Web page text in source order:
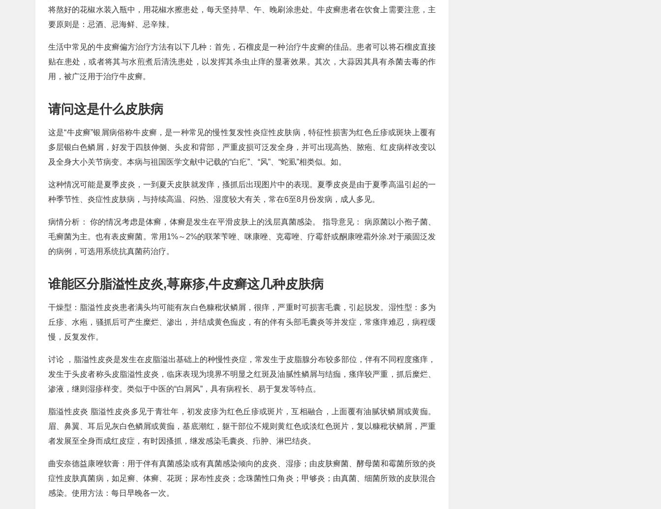
将熬好的花椒水装入瓶中，用花椒水擦患处，每天坚持早、午、晚刷涂患处。牛皮癣患者在饮食上需要注意，主
要原则是：忌酒、忌海鲜、忌辛辣。
生活中常见的牛皮癣偏方治疗方法有以下几种：首先，石榴皮是一种治疗牛皮癣的佳品。患者可以将石榴皮直接
贴在患处，或者将其与水煎煮后清洗患处，以发挥其杀虫止痒的显著效果。其次，大蒜因其具有杀菌去毒的作
用，被广泛用于治疗牛皮癣。
请问这是什么皮肤病
这是“牛皮癣”银屑病俗称牛皮癣，是一种常见的慢性复发性炎症性皮肤病，特征性损害为红色丘疹或斑块上覆有
多层银白色鳞屑，好发于四肢伸侧、头皮和背部，严重皮损可泛发全身，并可出现高热、脓疱、红皮病样改变以
及全身大小关节病变。本病与祖国医学文献中记载的“白疕”、“风”、“蛇虱”相类似。如。
这种情况可能是夏季皮炎，一到夏天皮肤就发痒，搔抓后出现图片中的表现。夏季皮炎是由于夏季高温引起的一
种季节性、炎症性皮肤病，与持续高温、闷热、湿度较大有关，常在6至8月份发病，成人多见。
病情分析： 你的情况考虑是体癣，体癣是发生在平滑皮肤上的浅层真菌感染。 指导意见： 病原菌以小孢子菌、
毛癣菌为主。也有表皮癣菌。常用1%～2%的联苯苄唑、咪康唑、克霉唑、疗霉舒或酮康唑霜外涂.对于顽固泛发
的病例，可选用系统抗真菌药治疗。
谁能区分脂溢性皮炎,荨麻疹,牛皮癣这几种皮肤病
干燥型：脂溢性皮炎患者满头均可能有灰白色糠秕状鳞屑，很痒，严重时可损害毛囊，引起脱发。湿性型：多为
丘疹、水疱，骚抓后可产生糜烂、渗出，并结成黄色痂皮，有的伴有头部毛囊炎等并发症，常瘙痒难忍，病程缓
慢，反复发作。
讨论 ，脂溢性皮炎是发生在皮脂溢出基础上的种慢性炎症，常发生于皮脂腺分布较多部位，伴有不同程度瘙痒，
发生于头皮者称头皮脂溢性皮炎，临床表现为境界不明显之红斑及油腻性鳞屑与结痂，瘙痒较严重，抓后糜烂、
渗液，继则湿疹样变。类似于中医的“白屑风”，具有病程长、易于复发等特点。
脂溢性皮炎 脂溢性皮炎多见于青壮年，初发皮疹为红色丘疹或斑片，互相融合，上面覆有油腻状鳞屑或黄痂。
眉、鼻翼、耳后见灰白色鳞屑或黄痂，基底潮红，躯干部位不规则黄红色或淡红色斑片，复以糠秕状鳞屑，严重
者发展至全身而成红皮症，有时因搔抓，继发感染毛囊炎、疖肿、淋巴结炎。
曲安奈德益康唑软膏：用于伴有真菌感染或有真菌感染倾向的皮炎、湿疹；由皮肤癣菌、酵母菌和霉菌所致的炎
症性皮肤真菌病，如足癣、体癣、花斑；尿布性皮炎；念珠菌性口角炎；甲够炎；由真菌、细菌所致的皮肤混合
感染。使用方法：每日早晚各一次。